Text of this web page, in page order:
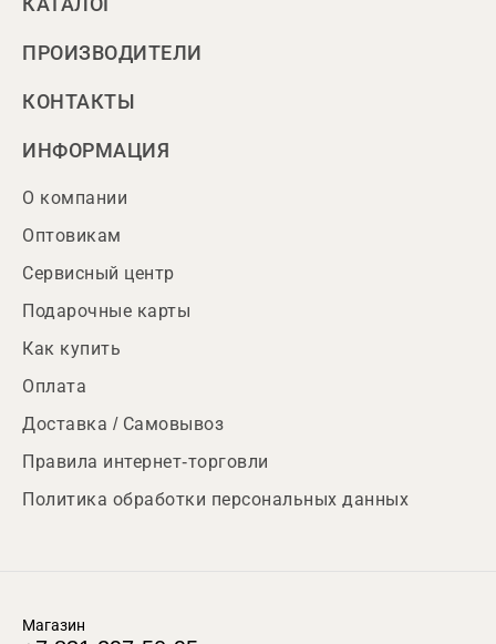
КАТАЛОГ
ПРОИЗВОДИТЕЛИ
КОНТАКТЫ
ИНФОРМАЦИЯ
О компании
Оптовикам
Сервисный центр
Подарочные карты
Как купить
Оплата
Доставка / Самовывоз
Правила интернет-торговли
Политика обработки персональных данных
Магазин